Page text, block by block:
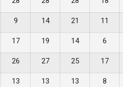
9 14 21 11
17 19 14 6
26 27 25 17
13 13 13 8